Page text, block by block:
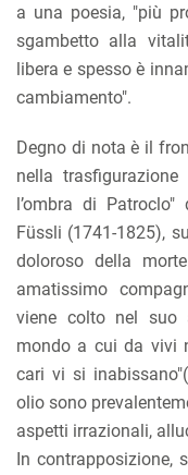
a una poesia, "più
sgambetto alla
libera e spesso è
cambiamento".
Degno di nota è il
nella
l’ombra di
Füssli (1741-1825),
doloroso della
amatissimo
viene colto nel suo
mondo a cui da vivi
cari vi si
olio sono
aspetti irrazionali,
In contrapposizione,